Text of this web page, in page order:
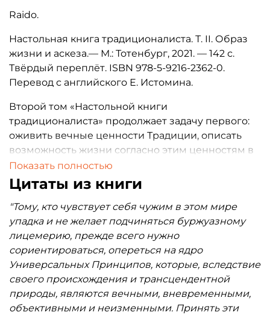
Raido.
Настольная книга традиционалиста. Т. II. Образ
жизни и аскеза.— М.: Тотенбург, 2021. — 142 с.
Твёрдый переплёт. ISBN 978-5-9216-2362-0.
Перевод с английского Е. Истомина.
Второй том «Настольной книги
традиционалиста» продолжает задачу первого:
оживить вечные ценности Традиции, описать
возможность жизни согласно этим ценностям в
антитрадиционном мире и дать советы тем, кто
хочет освободиться от заклятия современности,
прежде всего — молодежи. Во многом
вдохновленная идеями Юлиуса Эволы и Рене
Генона, эта книга отвечает на вопросы о семье,
дружбе, работе, отношениях, браке, религии и
духовности и рассказывает, что значит быть
воином Традиции в сегодняшнем обществе.
Показать полностью
Цитаты из книги
"Тому, кто чувствует себя чужим в этом мире
упадка и не желает подчиняться буржуазному
лицемерию, прежде всего нужно
сориентироваться, опереться на ядро
Универсальных Принципов, которые, вследствие
своего происхождения и трансцендентной
природы, являются вечными, вневременными,
объективными и неизменными. Принять эти